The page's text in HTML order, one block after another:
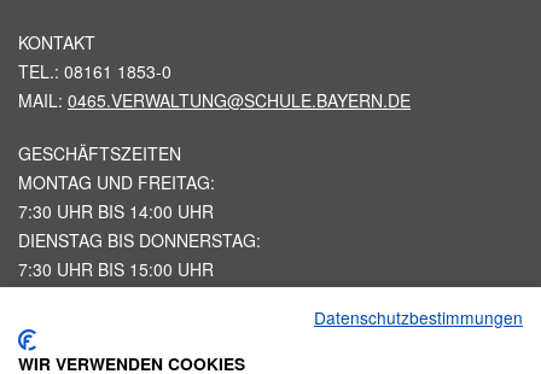
KONTAKT
TEL.: 08161 1853-0
MAIL: 0465.VERWALTUNG@SCHULE.BAYERN.DE
GESCHÄFTSZEITEN
MONTAG UND FREITAG:
7:30 UHR BIS 14:00 UHR
DIENSTAG BIS DONNERSTAG:
7:30 UHR BIS 15:00 UHR
IMPRESSUM
Datenschutzbestimmungen
WIR VERWENDEN COOKIES